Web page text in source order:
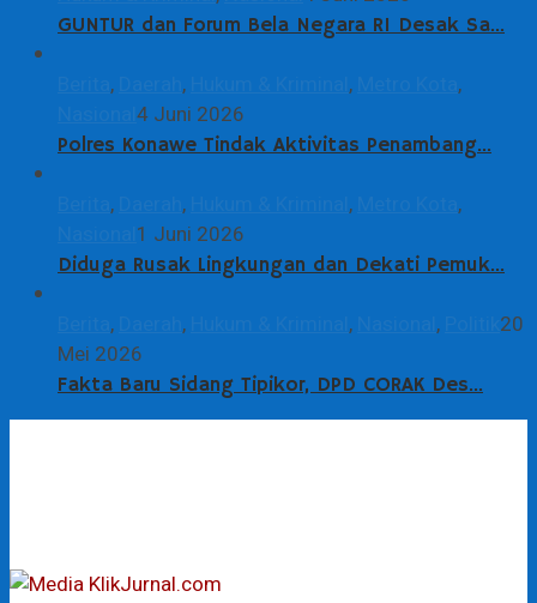
GUNTUR dan Forum Bela Negara RI Desak Sa…
, , ,
,
4 Juni 2026
Polres Konawe Tindak Aktivitas Penambang…
, , ,
,
1 Juni 2026
Diduga Rusak Lingkungan dan Dekati Pemuk…
, , , ,
20
Mei 2026
Fakta Baru Sidang Tipikor, DPD CORAK Des…